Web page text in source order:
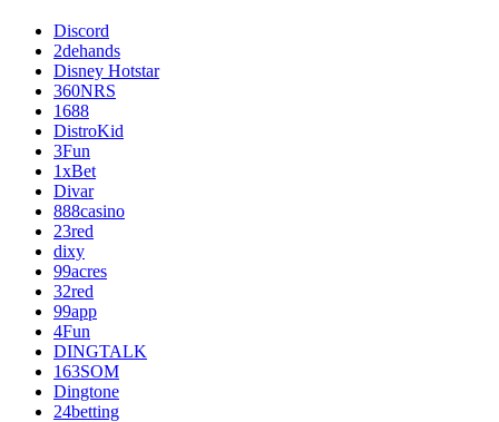
Discord
2dehands
Disney Hotstar
360NRS
1688
DistroKid
3Fun
1xBet
Divar
888casino
23red
dixy
99acres
32red
99app
4Fun
DINGTALK
163SOM
Dingtone
24betting